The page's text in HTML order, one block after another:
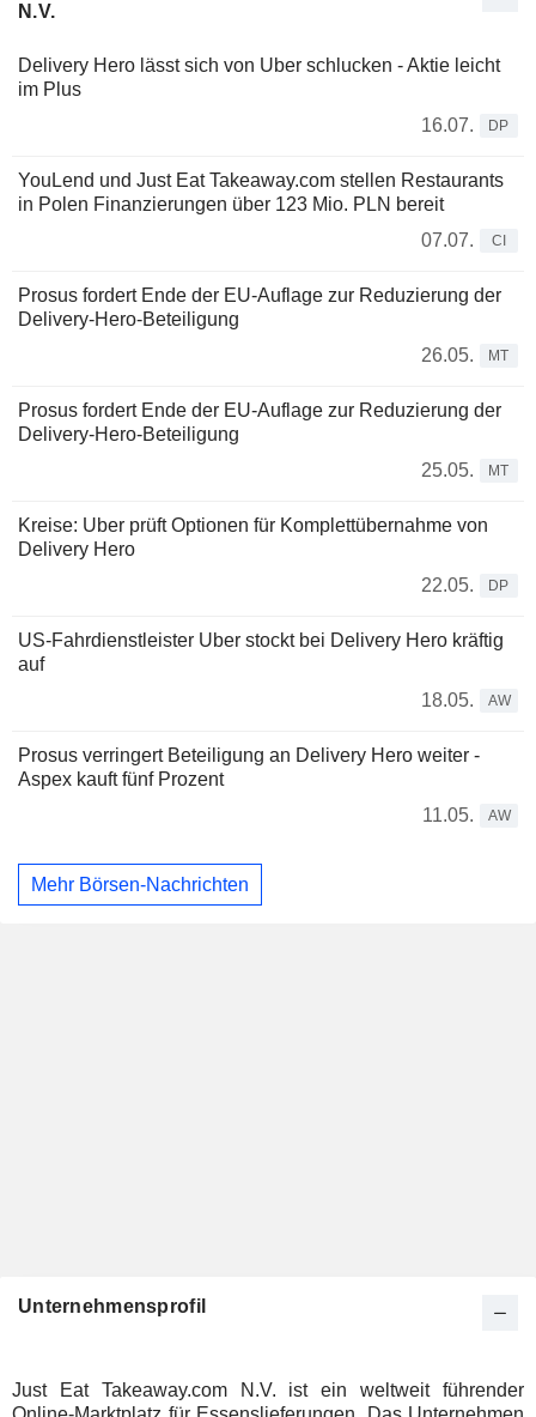
N.V.
Delivery Hero lässt sich von Uber schlucken - Aktie leicht
im Plus
16.07.
DP
YouLend und Just Eat Takeaway.com stellen Restaurants
in Polen Finanzierungen über 123 Mio. PLN bereit
07.07.
CI
Prosus fordert Ende der EU-Auflage zur Reduzierung der
Delivery-Hero-Beteiligung
26.05.
MT
Prosus fordert Ende der EU-Auflage zur Reduzierung der
Delivery-Hero-Beteiligung
25.05.
MT
Kreise: Uber prüft Optionen für Komplettübernahme von
Delivery Hero
22.05.
DP
US-Fahrdienstleister Uber stockt bei Delivery Hero kräftig
auf
18.05.
AW
Prosus verringert Beteiligung an Delivery Hero weiter -
Aspex kauft fünf Prozent
11.05.
AW
Mehr Börsen-Nachrichten
Unternehmensprofil
Just Eat Takeaway.com N.V. ist ein weltweit führender